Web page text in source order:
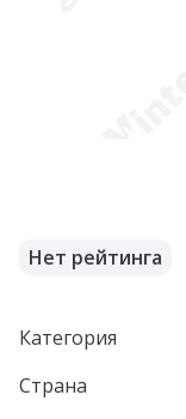
Нет рейтинга
Категория
Страна